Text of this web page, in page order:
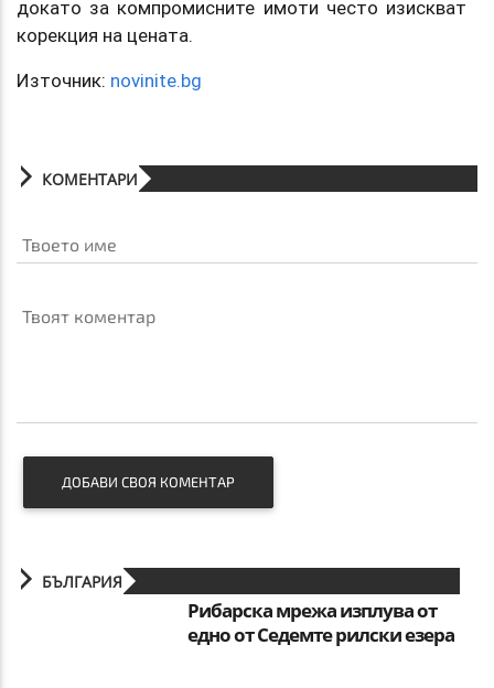
докато за компромисните имоти често изискват
корекция на цената.
Източник: novinite.bg
КОМЕНТАРИ
Твоето име
Твоят коментар
ДОБАВИ СВОЯ КОМЕНТАР
БЪЛГАРИЯ
Рибарска мрежа изплува от
едно от Седемте рилски езера